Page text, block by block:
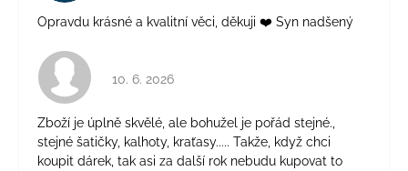
Opravdu krásné a kvalitní věci, děkuji ❤️ Syn nadšený
Hodnocení obchodu je 4 z 5 hvězdiček.
10. 6. 2026
Zboží je úplně skvělé, ale bohužel je pořád stejné.,
stejné šatičky, kalhoty, kraťasy..... Takže, když chci
koupit dárek, tak asi za další rok nebudu kupovat to